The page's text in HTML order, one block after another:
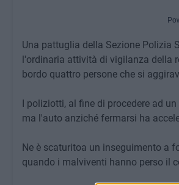
Una pattuglia della Sezione Polizia
l'ordinaria attività di vigilanza della
bordo quattro persone che si
I poliziotti, al fine di procedere ad
ma l'auto anziché fermarsi ha
Ne è scaturitoa un inseguimento a
quando i malviventi hanno perso il